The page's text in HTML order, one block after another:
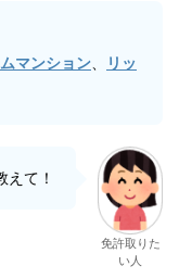
マンション
リッ
て！
免許取りた
い人